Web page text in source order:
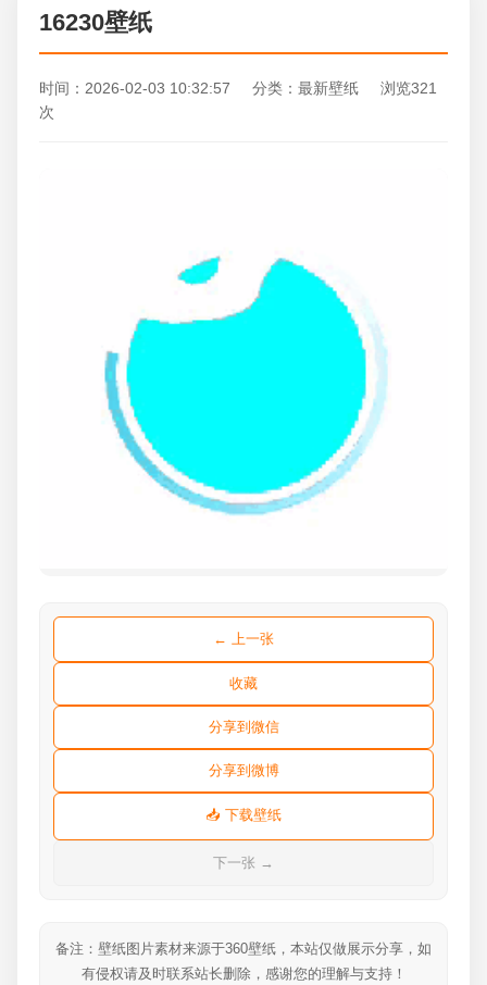
16230壁纸
时间：2026-02-03 10:32:57 分类：最新壁纸 浏览321
次
← 上一张
收藏
分享到微信
分享到微博
📥 下载壁纸
下一张 →
备注：壁纸图片素材来源于360壁纸，本站仅做展示分享，如
有侵权请及时联系站长删除，感谢您的理解与支持！